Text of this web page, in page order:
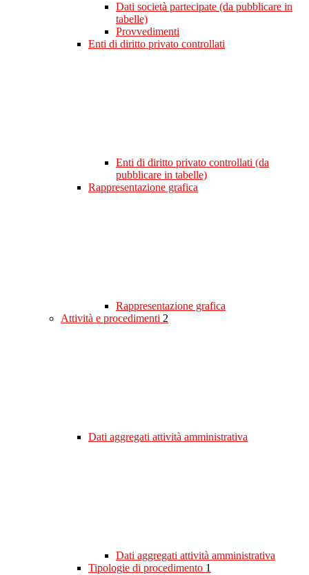
Dati società partecipate (da pubblicare in
tabelle)
Provvedimenti
Enti di diritto privato controllati
Enti di diritto privato controllati (da
pubblicare in tabelle)
Rappresentazione grafica
Rappresentazione grafica
Attività e procedimenti 2
Dati aggregati attività amministrativa
Dati aggregati attività amministrativa
Tipologie di procedimento 1